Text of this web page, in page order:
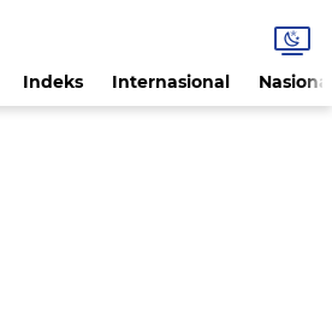
Indeks Internasional